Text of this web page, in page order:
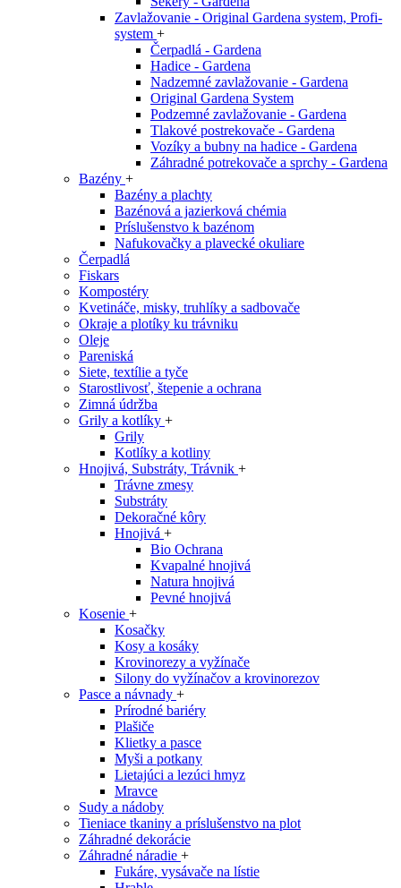
Zavlažovanie - Original Gardena system, Profi-
system +
Čerpadlá - Gardena
Hadice - Gardena
Nadzemné zavlažovanie - Gardena
Original Gardena System
Podzemné zavlažovanie - Gardena
Tlakové postrekovače - Gardena
Vozíky a bubny na hadice - Gardena
Záhradné potrekovače a sprchy - Gardena
Bazény +
Bazény a plachty
Bazénová a jazierková chémia
Príslušenstvo k bazénom
Nafukovačky a plavecké okuliare
Čerpadlá
Fiskars
Kompostéry
Kvetináče, misky, truhlíky a sadbovače
Okraje a plotíky ku trávniku
Oleje
Pareniská
Siete, textílie a tyče
Starostlivosť, štepenie a ochrana
Zimná údržba
Grily a kotlíky +
Grily
Kotlíky a kotliny
Hnojivá, Substráty, Trávnik +
Trávne zmesy
Substráty
Dekoračné kôry
Hnojivá +
Bio Ochrana
Kvapalné hnojivá
Natura hnojivá
Pevné hnojivá
Kosenie +
Kosačky
Kosy a kosáky
Krovinorezy a vyžínače
Silony do vyžínačov a krovinorezov
Pasce a návnady +
Prírodné bariéry
Plašiče
Klietky a pasce
Myši a potkany
Lietajúci a lezúci hmyz
Mravce
Sudy a nádoby
Tieniace tkaniny a príslušenstvo na plot
Záhradné dekorácie
Záhradné náradie +
Fukáre, vysávače na lístie